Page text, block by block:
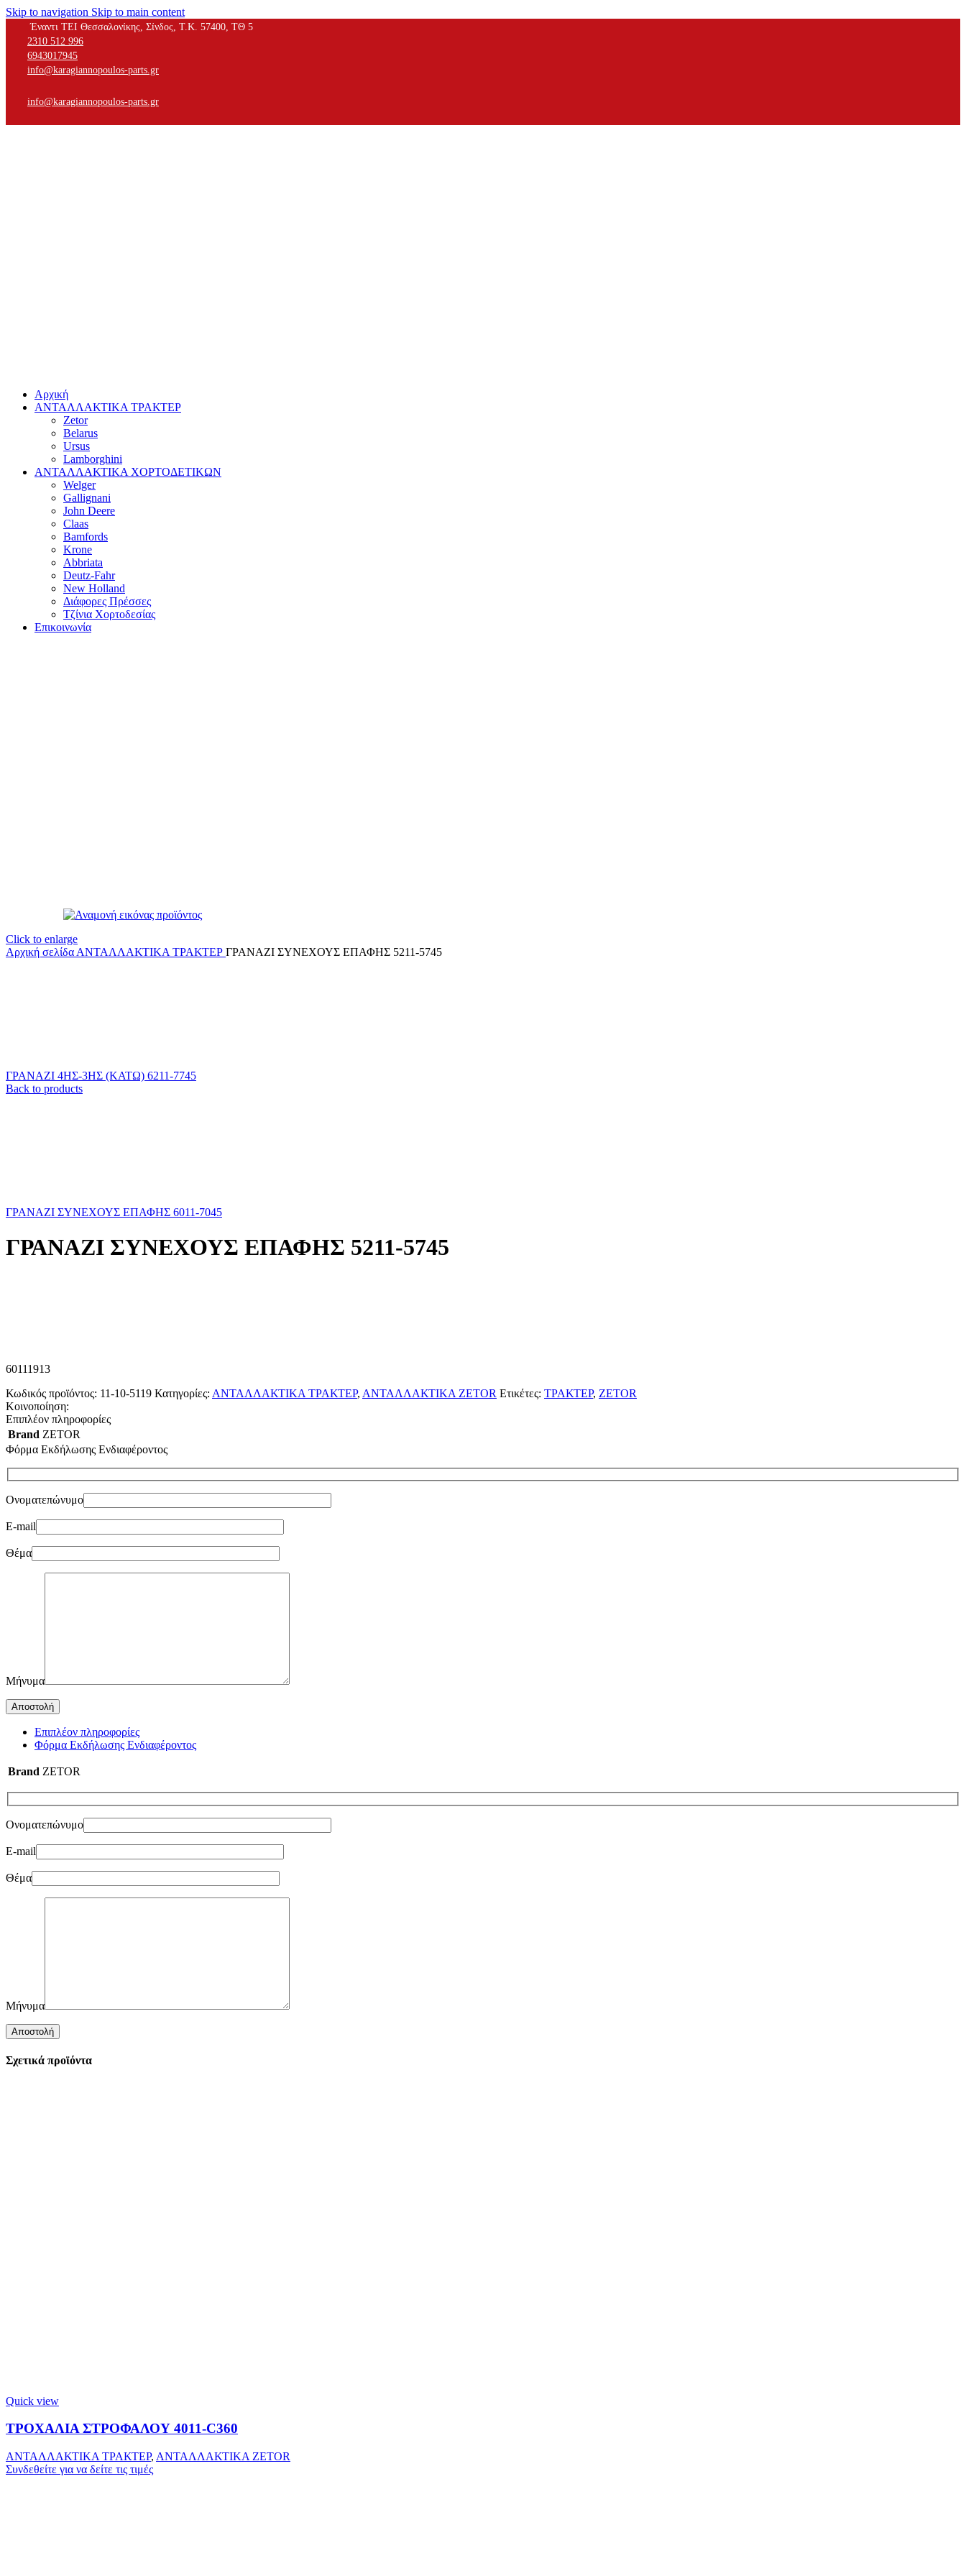
Skip to navigation Skip to main content
Έναντι ΤΕΙ Θεσσαλονίκης, Σίνδος, Τ.Κ. 57400, ΤΘ 5
2310 512 996
6943017945
info@karagiannopoulos-parts.gr
info@karagiannopoulos-parts.gr
Αρχική
ΑΝΤΑΛΛΑΚΤΙΚΑ ΤΡΑΚΤΕΡ
Zetor
Belarus
Ursus
Lamborghini
ΑΝΤΑΛΛΑΚΤΙΚΑ ΧΟΡΤΟΔΕΤΙΚΩΝ
Welger
Gallignani
John Deere
Claas
Bamfords
Krone
Abbriata
Deutz-Fahr
New Holland
Διάφορες Πρέσσες
Τζίνια Χορτοδεσίας
Επικοινωνία
Click to enlarge
Αρχική σελίδα ΑΝΤΑΛΛΑΚΤΙΚΑ ΤΡΑΚΤΕΡ ΓΡΑΝΑΖΙ ΣΥΝΕΧΟΥΣ ΕΠΑΦΗΣ 5211-5745
ΓΡΑΝΑΖΙ 4ΗΣ-3ΗΣ (ΚΑΤΩ) 6211-7745
Back to products
ΓΡΑΝΑΖΙ ΣΥΝΕΧΟΥΣ ΕΠΑΦΗΣ 6011-7045
ΓΡΑΝΑΖΙ ΣΥΝΕΧΟΥΣ ΕΠΑΦΗΣ 5211-5745
60111913
Κωδικός προϊόντος: 11-10-5119 Κατηγορίες: ΑΝΤΑΛΛΑΚΤΙΚΑ ΤΡΑΚΤΕΡ, ΑΝΤΑΛΛΑΚΤΙΚΑ ZETOR Ετικέτες: ΤΡΑΚΤΕΡ, ZETOR
Κοινοποίηση:
Επιπλέον πληροφορίες
Brand ZETOR
Φόρμα Εκδήλωσης Ενδιαφέροντος
Ονοματεπώνυμο
E-mail
Θέμα
Μήνυμα
Επιπλέον πληροφορίες
Φόρμα Εκδήλωσης Ενδιαφέροντος
Brand ZETOR
Ονοματεπώνυμο
E-mail
Θέμα
Μήνυμα
Σχετικά προϊόντα
Quick view
ΤΡΟΧΑΛΙΑ ΣΤΡΟΦΑΛΟΥ 4011-C360
ΑΝΤΑΛΛΑΚΤΙΚΑ ΤΡΑΚΤΕΡ, ΑΝΤΑΛΛΑΚΤΙΚΑ ZETOR
Συνδεθείτε για να δείτε τις τιμές